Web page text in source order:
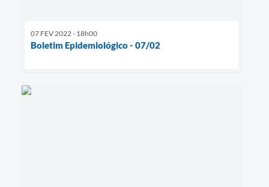
07 FEV 2022 - 18h00
Boletim Epidemiológico - 07/02